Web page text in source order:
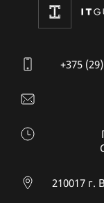
+375 (29)
210017 г.